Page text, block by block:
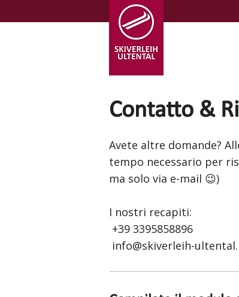
Contatto &
Avete altre domande?
tempo necessario per
ma solo via e-mail 😉)
I nostri recapiti:
+39 3395858896
info@skiverleih-